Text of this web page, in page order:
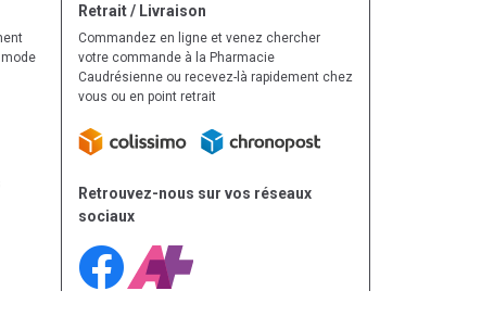
Retrait / Livraison
Commandez en ligne et venez chercher
votre commande à la Pharmacie
Caudrésienne ou recevez-là rapidement chez
vous ou en point retrait
Retrouvez-nous sur vos réseaux
sociaux